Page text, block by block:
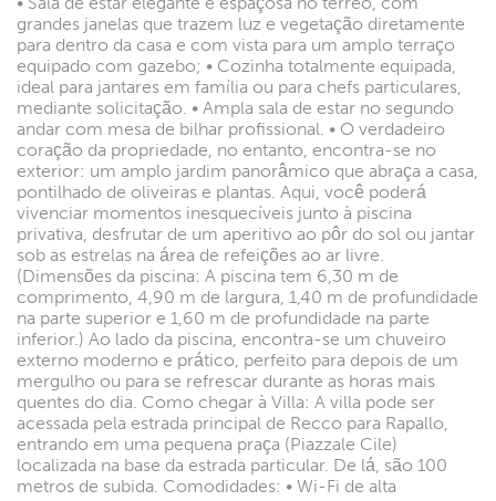
grandes janelas que trazem luz e vegetação diretamente
para dentro da casa e com vista para um amplo terraço
equipado com gazebo; • Cozinha totalmente equipada,
ideal para jantares em família ou para chefs particulares,
mediante solicitação. • Ampla sala de estar no segundo
andar com mesa de bilhar profissional. • O verdadeiro
coração da propriedade, no entanto, encontra-se no
exterior: um amplo jardim panorâmico que abraça a casa,
pontilhado de oliveiras e plantas. Aqui, você poderá
vivenciar momentos inesquecíveis junto à piscina
privativa, desfrutar de um aperitivo ao pôr do sol ou jantar
sob as estrelas na área de refeições ao ar livre.
(Dimensões da piscina: A piscina tem 6,30 m de
comprimento, 4,90 m de largura, 1,40 m de profundidade
na parte superior e 1,60 m de profundidade na parte
inferior.) Ao lado da piscina, encontra-se um chuveiro
externo moderno e prático, perfeito para depois de um
mergulho ou para se refrescar durante as horas mais
quentes do dia. Como chegar à Villa: A villa pode ser
acessada pela estrada principal de Recco para Rapallo,
entrando em uma pequena praça (Piazzale Cile)
localizada na base da estrada particular. De lá, são 100
metros de subida. Comodidades: • Wi-Fi de alta